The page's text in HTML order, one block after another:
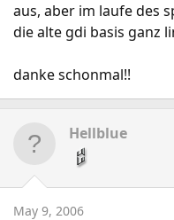
aus, aber im laufe des
die alte gdi basis ganz
danke schonmal!!
Hellblue
May 9, 2006